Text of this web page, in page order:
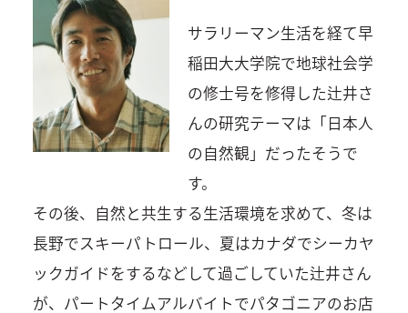
サラリーマン生活を経て早
稲田大大学院で地球社会学
の修士号を修得した辻井さ
んの研究テーマは「日本人
の自然観」だったそうで
す。
その後、自然と共生する生活環境を求めて、冬は
長野でスキーパトロール、夏はカナダでシーカヤ
ックガイドをするなどして過ごしていた辻井さん
が、パートタイムアルバイトでパタゴニアのお店